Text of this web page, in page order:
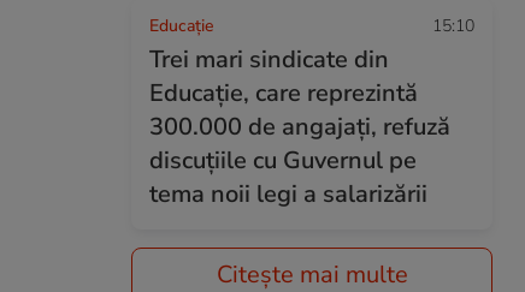
Educație 15:10
Trei mari sindicate din
Educație, care reprezintă
300.000 de angajați, refuză
discuțiile cu Guvernul pe
tema noii legi a salarizării
Citește mai multe